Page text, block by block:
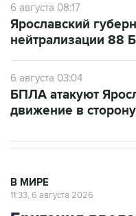
6 августа 08:17
Ярославский
нейтрализации 88
6 августа 03:04
БПЛА атакуют
движение в
В МИРЕ
11:33, 6 августа 2026